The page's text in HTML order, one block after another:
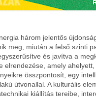
három jelentős
meg, miután a felső szinti
és javítva a
elrendezése, amely
összpontosít, egy
útvonallal. A kulturális
kiállítás tereibe,